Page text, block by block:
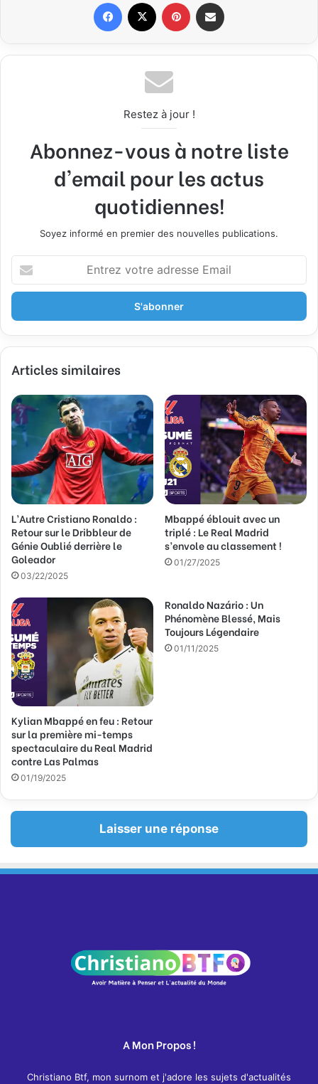
Restez à jour !
Abonnez-vous à notre liste
d'email pour les actus
quotidiennes!
Soyez informé en premier des nouvelles publications.
t
e
z
o
r
e
a
d
e
s
s
e
E
m
a
i
Articles similaires
L’Autre Cristiano Ronaldo :
Retour sur le Dribbleur de
Génie Oublié derrière le
Goleador
03/22/2025
Mbappé éblouit avec un
triplé : Le Real Madrid
s’envole au classement !
01/27/2025
Kylian Mbappé en feu : Retour
sur la première mi-temps
spectaculaire du Real Madrid
contre Las Palmas
01/19/2025
Ronaldo Nazário : Un
Phénomène Blessé, Mais
Toujours Légendaire
01/11/2025
Laisser une réponse
A Mon Propos !
Christiano Btf, mon surnom et j'adore les sujets d'actualités